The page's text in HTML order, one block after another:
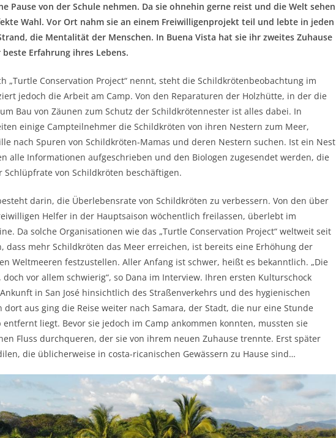
Pause von der Schule nehmen. Da sie ohnehin gerne reist und die Welt sehen
Wahl. Vor Ort nahm sie an einem Freiwilligenprojekt teil und lebte in jeden
die Mentalität der Menschen. In Buena Vista hat sie ihr zweites Zuhause
Erfahrung ihres Lebens.
„Turtle Conservation Project“ nennt, steht die Schildkrötenbeobachtung im
jedoch die Arbeit am Camp. Von den Reparaturen der Holzhütte, in der die
Bau von Zäunen zum Schutz der Schildkrötennester ist alles dabei. In
einige Campteilnehmer die Schildkröten von ihren Nestern zum Meer,
nach Spuren von Schildkröten-Mamas und deren Nestern suchen. Ist ein Nest
alle Informationen aufgeschrieben und den Biologen zugesendet werden, die
von Schildkröten beschäftigen.
darin, die Überlebensrate von Schildkröten zu verbessern. Von den über
Helfer in der Hauptsaison wöchentlich freilassen, überlebt im
Da solche Organisationen wie das „Turtle Conservation Project“ weltweit seit
dass mehr Schildkröten das Meer erreichen, ist bereits eine Erhöhung der
Weltmeeren festzustellen. Aller Anfang ist schwer, heißt es bekanntlich. „Die
vor allem schwierig“, so Dana im Interview. Ihren ersten Kulturschock
in San José hinsichtlich des Straßenverkehrs und des hygienischen
dort aus ging die Reise weiter nach Samara, der Stadt, die nur eine Stunde
entfernt liegt. Bevor sie jedoch im Camp ankommen konnten, mussten sie
Fluss durchqueren, der sie von ihrem neuen Zuhause trennte. Erst später
die üblicherweise in costa-ricanischen Gewässern zu Hause sind…